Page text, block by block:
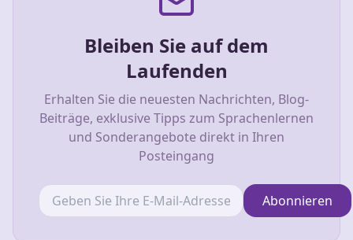
Bleiben Sie auf dem
Laufenden
Erhalten Sie die neuesten Nachrichten, Blog-
Beiträge, exklusive Tipps zum Sprachenlernen
und Sonderangebote direkt in Ihren
Posteingang
Abonnieren